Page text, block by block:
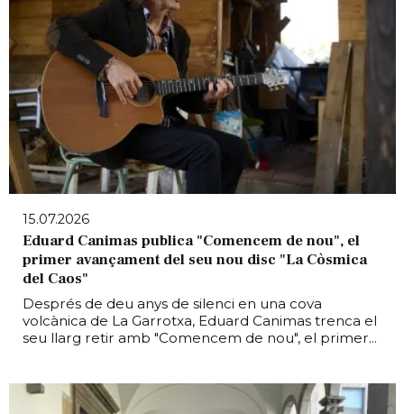
15.07.2026
Eduard Canimas publica "Comencem de nou", el
primer avançament del seu nou disc "La Còsmica
del Caos"
Després de deu anys de silenci en una cova
volcànica de La Garrotxa, Eduard Canimas trenca el
seu llarg retir amb "Comencem de nou", el primer...